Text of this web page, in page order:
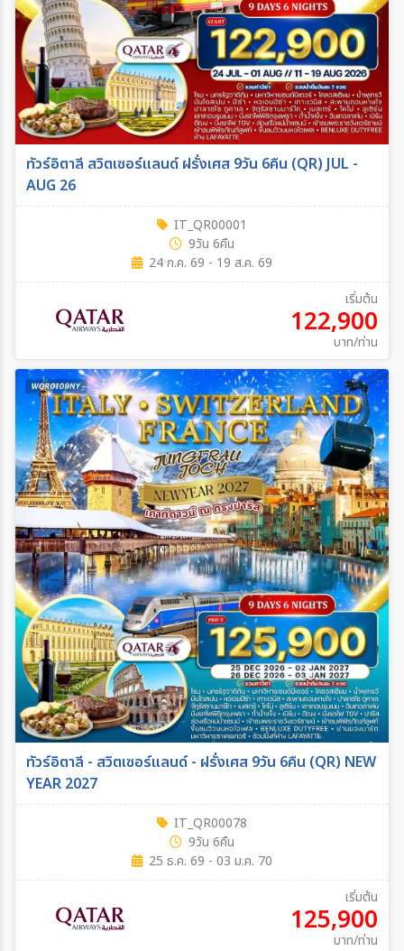
ทัวร์อิตาลี สวิตเซอร์แลนด์ ฝรั่งเศส 9วัน 6คืน (QR) JUL -
AUG 26
IT_QR00001
9วัน 6คืน
24 ก.ค. 69 - 19 ส.ค. 69
เริ่มต้น
122,900
บาท/ท่าน
ทัวร์อิตาลี - สวิตเซอร์แลนด์ - ฝรั่งเศส 9วัน 6คืน (QR) NEW
YEAR 2027
IT_QR00078
9วัน 6คืน
25 ธ.ค. 69 - 03 ม.ค. 70
เริ่มต้น
125,900
บาท/ท่าน